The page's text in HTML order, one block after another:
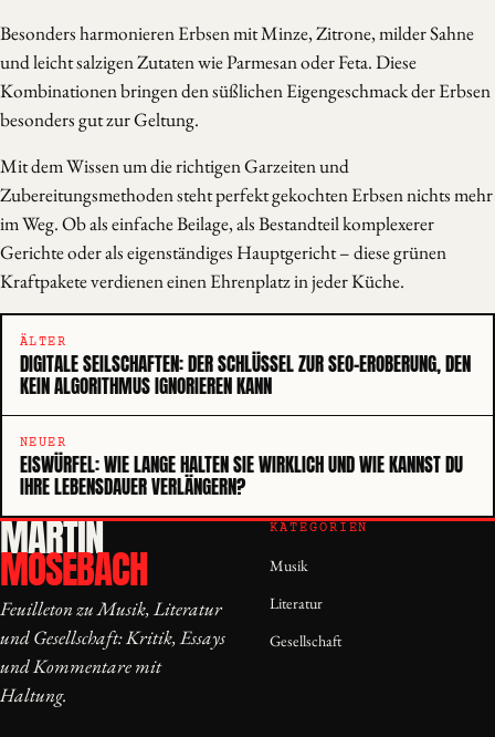
Besonders harmonieren Erbsen mit Minze, Zitrone, milder Sahne
und leicht salzigen Zutaten wie Parmesan oder Feta. Diese
Kombinationen bringen den süßlichen Eigengeschmack der Erbsen
besonders gut zur Geltung.
Mit dem Wissen um die richtigen Garzeiten und
Zubereitungsmethoden steht perfekt gekochten Erbsen nichts mehr
im Weg. Ob als einfache Beilage, als Bestandteil komplexerer
Gerichte oder als eigenständiges Hauptgericht – diese grünen
Kraftpakete verdienen einen Ehrenplatz in jeder Küche.
ÄLTER
DIGITALE SEILSCHAFTEN: DER SCHLÜSSEL ZUR SEO-EROBERUNG, DEN
KEIN ALGORITHMUS IGNORIEREN KANN
NEUER
EISWÜRFEL: WIE LANGE HALTEN SIE WIRKLICH UND WIE KANNST DU
IHRE LEBENSDAUER VERLÄNGERN?
MARTIN
MOSEBACH
Feuilleton zu Musik, Literatur
und Gesellschaft: Kritik, Essays
und Kommentare mit
Haltung.
KATEGORIEN
Musik
Literatur
Gesellschaft